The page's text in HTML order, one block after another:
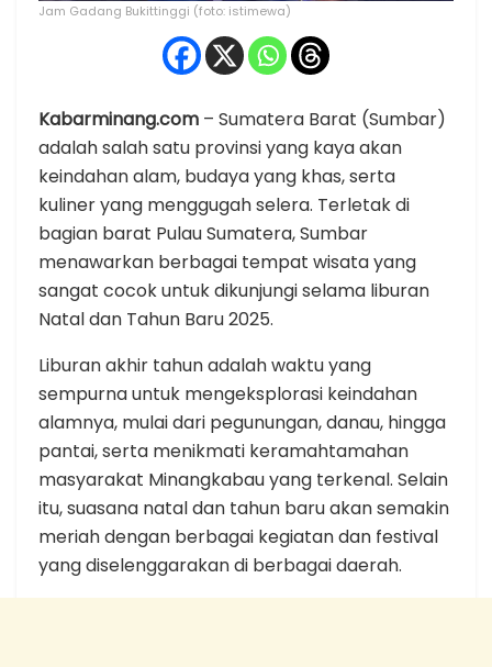
Jam Gadang Bukittinggi (foto: istimewa)
Kabarminang.com – Sumatera Barat (Sumbar)
adalah salah satu provinsi yang kaya akan
keindahan alam, budaya yang khas, serta
kuliner yang menggugah selera. Terletak di
bagian barat Pulau Sumatera, Sumbar
menawarkan berbagai tempat wisata yang
sangat cocok untuk dikunjungi selama liburan
Natal dan Tahun Baru 2025.
Liburan akhir tahun adalah waktu yang
sempurna untuk mengeksplorasi keindahan
alamnya, mulai dari pegunungan, danau, hingga
pantai, serta menikmati keramahtamahan
masyarakat Minangkabau yang terkenal. Selain
itu, suasana natal dan tahun baru akan semakin
meriah dengan berbagai kegiatan dan festival
yang diselenggarakan di berbagai daerah.